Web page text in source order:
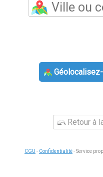
Retour à
CGU - Confidentialité- Service